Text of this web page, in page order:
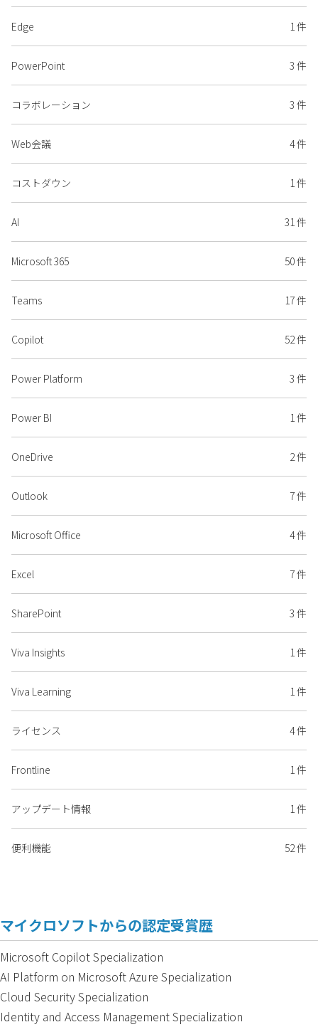
Edge 1 件
PowerPoint 3 件
コラボレーション 3 件
Web会議 4 件
コストダウン 1 件
AI 31 件
Microsoft 365 50 件
Teams 17 件
Copilot 52 件
Power Platform 3 件
Power BI 1 件
OneDrive 2 件
Outlook 7 件
Microsoft Office 4 件
Excel 7 件
SharePoint 3 件
Viva Insights 1 件
Viva Learning 1 件
ライセンス 4 件
Frontline 1 件
アップデート情報 1 件
便利機能 52 件
マイクロソフトからの認定受賞歴
Microsoft Copilot Specialization
AI Platform on Microsoft Azure Specialization
Cloud Security Specialization
Identity and Access Management Specialization